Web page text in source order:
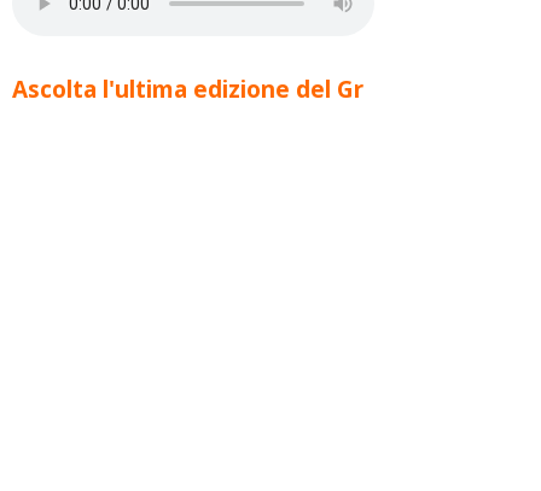
Ascolta l'ultima edizione del Gr